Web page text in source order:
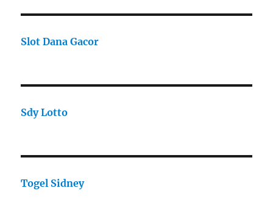
Slot Dana Gacor
Sdy Lotto
Togel Sidney